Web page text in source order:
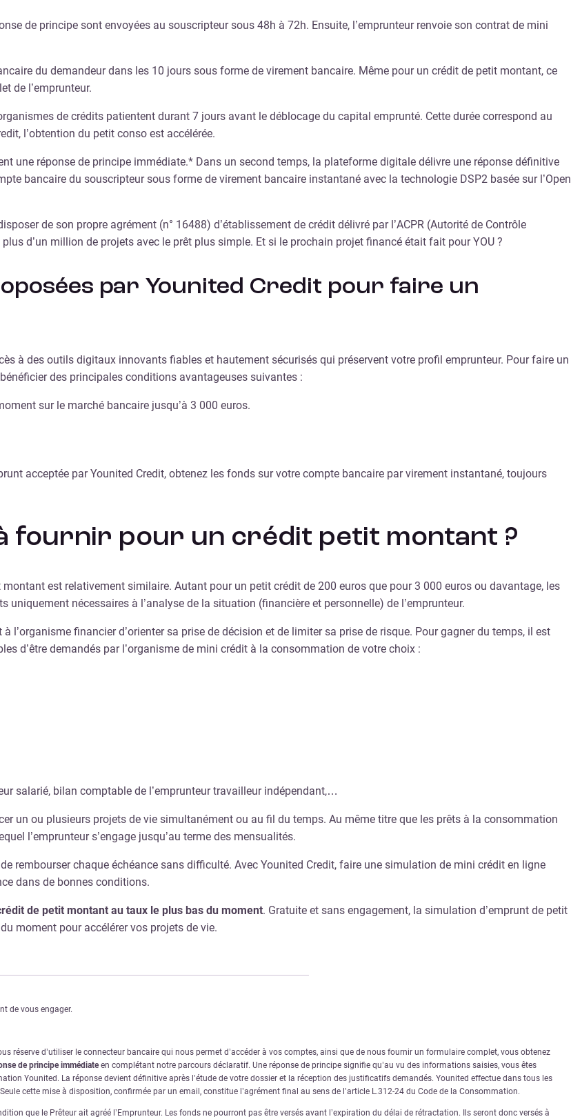
de principe sont envoyées au souscripteur sous 48h à 72h. Ensuite, l’emprunteur renvoie son contrat de mini
du demandeur dans les 10 jours sous forme de virement bancaire. Même pour un crédit de petit montant, ce
de l’emprunteur.
de crédits patientent durant 7 jours avant le déblocage du capital emprunté. Cette durée correspond au
l’obtention du petit conso est accélérée.
une réponse de principe immédiate.* Dans un second temps, la plateforme digitale délivre une réponse définitive
bancaire du souscripteur sous forme de virement bancaire instantané avec la technologie DSP2 basée sur l’Open
de son propre agrément (n° 16488) d’établissement de crédit délivré par l’ACPR (Autorité de Contrôle
d’un million de projets avec le prêt plus simple. Et si le prochain projet financé était fait pour YOU ?
par Younited Credit pour faire un
à des outils digitaux innovants fiables et hautement sécurisés qui préservent votre profil emprunteur. Pour faire un
des principales conditions avantageuses suivantes :
sur le marché bancaire jusqu’à 3 000 euros.
acceptée par Younited Credit, obtenez les fonds sur votre compte bancaire par virement instantané, toujours
fournir pour un crédit petit montant ?
est relativement similaire. Autant pour un petit crédit de 200 euros que pour 3 000 euros ou davantage, les
nécessaires à l’analyse de la situation (financière et personnelle) de l’emprunteur.
financier d’orienter sa prise de décision et de limiter sa prise de risque. Pour gagner du temps, il est
d’être demandés par l’organisme de mini crédit à la consommation de votre choix :
salarié, bilan comptable de l’emprunteur travailleur indépendant,…
un ou plusieurs projets de vie simultanément ou au fil du temps. Au même titre que les prêts à la consommation
l’emprunteur s’engage jusqu’au terme des mensualités.
rembourser chaque échéance sans difficulté. Avec Younited Credit, faire une simulation de mini crédit en ligne
dans de bonnes conditions.
de petit montant au taux le plus bas du moment. Gratuite et sans engagement, la simulation d’emprunt de petit
moment pour accélérer vos projets de vie.
de vous engager.
réserve d’utiliser le connecteur bancaire qui nous permet d’accéder à vos comptes, ainsi que de nous fournir un formulaire complet, vous obtenez
de principe immédiateen complétant notre parcours déclaratif. Une réponse de principe signifie qu’au vu des informations saisies, vous êtes
Younited. La réponse devient définitive après l’étude de votre dossier et la réception des justificatifs demandés. Younited effectue dans tous les
cette mise à disposition, confirmée par un email, constitue l’agrément final au sens de l’article L.312-24 du Code de la Consommation.
que le Prêteur ait agréé l’Emprunteur. Les fonds ne pourront pas être versés avant l’expiration du délai de rétractation. Ils seront donc versés à